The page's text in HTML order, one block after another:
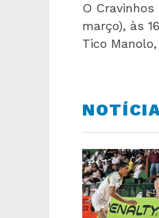
O
março), às
Tico